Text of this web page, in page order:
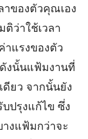
าของตัวคุณเอง
ติว่าใช้เวลา
าแรงของตัว
ดังนั้นแฟ้มงานที่
ดียว จากนั้นยัง
ปรุงแก้ไข ซึ่ง
งแฟ้มกว่าจะ